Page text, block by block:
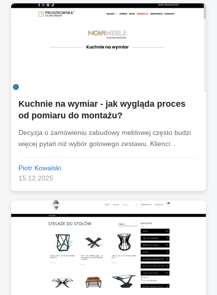
Kuchnie na wymiar - jak wygląda proces
od pomiaru do montażu?
Decyzja o zamówieniu zabudowy meblowej często budzi
więcej pytań niż wybór gotowego zestawu. Klienci...
Piotr Kowalski
15.12.2025